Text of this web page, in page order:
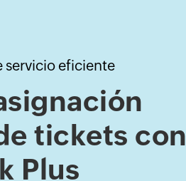
servicio eficiente
tickets con
Plus